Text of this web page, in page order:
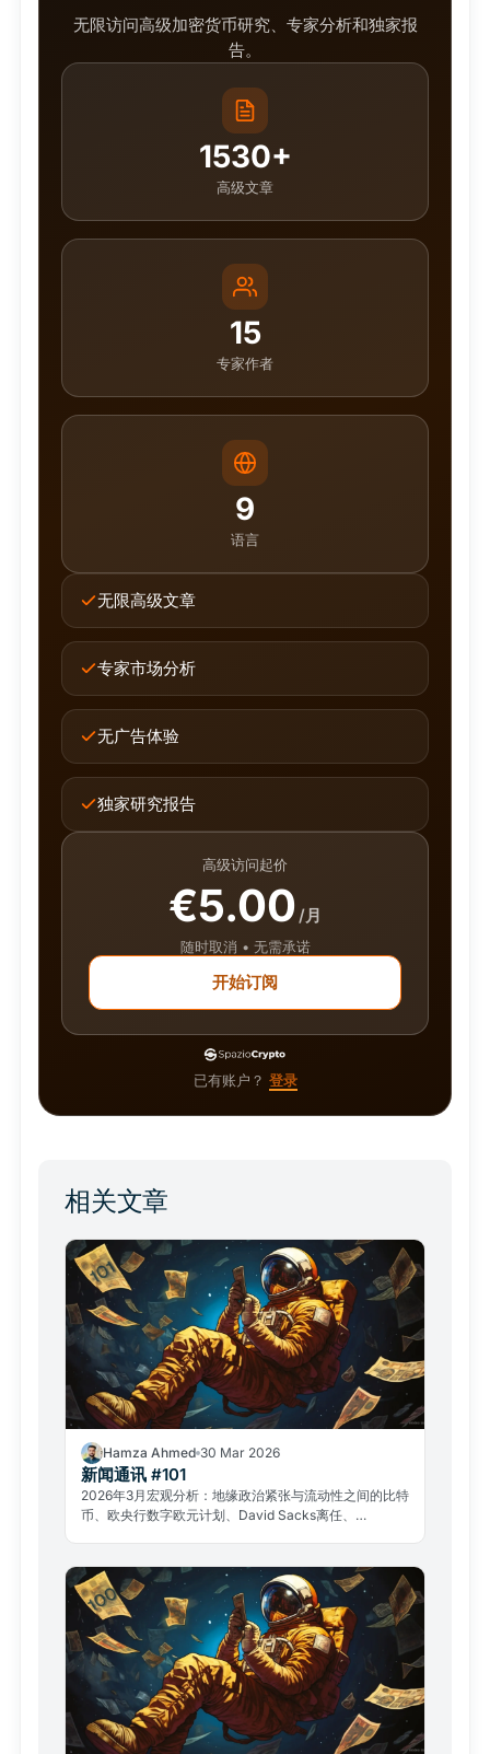
无限访问高级加密货币研究、专家分析和独家报
告。
1530+
高级文章
15
专家作者
9
语言
无限高级文章
专家市场分析
无广告体验
独家研究报告
高级访问起价
€5.00/月
随时取消 • 无需承诺
开始订阅
已有账户？ 登录
相关文章
Hamza Ahmed 30 Mar 2026
新闻通讯 #101
2026年3月宏观分析：地缘政治紧张与流动性之间的比特
币、欧央行数字欧元计划、David Sacks离任、